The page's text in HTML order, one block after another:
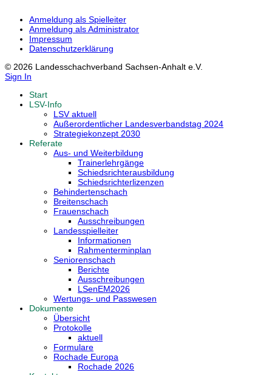
Anmeldung als Spielleiter
Anmeldung als Administrator
Impressum
Datenschutzerklärung
© 2026 Landesschachverband Sachsen-Anhalt e.V.
Sign In
Start
LSV-Info
LSV aktuell
Außerordentlicher Landesverbandstag 2024
Strategiekonzept 2030
Referate
Aus- und Weiterbildung
Trainerlehrgänge
Schiedsrichterausbildung
Schiedsrichterlizenzen
Behindertenschach
Breitenschach
Frauenschach
Ausschreibungen
Landesspielleiter
Informationen
Rahmenterminplan
Seniorenschach
Berichte
Ausschreibungen
LSenEM2026
Wertungs- und Passwesen
Dokumente
Übersicht
Protokolle
aktuell
Formulare
Rochade Europa
Rochade 2026